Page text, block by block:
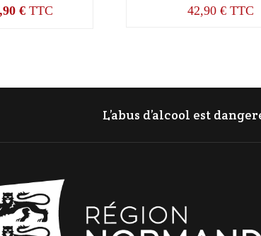
€Le
TTC 42,90€ TTC
L’abus d’alcool est